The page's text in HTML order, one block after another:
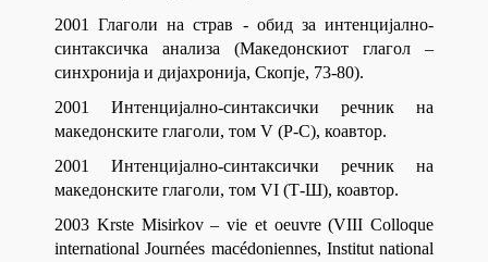
2001 Глаголи на страв - обид за интенцијално-
синтаксичка анализа (Македонскиот глагол –
синхронија и дијахронија, Скопје, 73-80).
2001 Интенцијално-синтаксички речник на
македонските глаголи, том V (Р-С), коавтор.
2001 Интенцијално-синтаксички речник на
македонските глаголи, том VI (Т-Ш), коавтор.
2003 Krste Misirkov – vie et oeuvre (VIII Colloque
international Journées macédoniennes, Institut national